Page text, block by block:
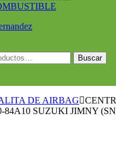
Buscar
DE AIRBAG
84A10 SUZUKI JIMNY